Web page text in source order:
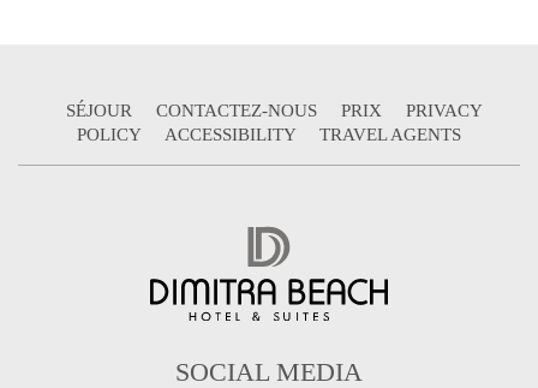
SÉJOUR CONTACTEZ-NOUS PRIX
PRIVACY
POLICY
ACCESSIBILITY TRAVEL AGENTS
SOCIAL MEDIA